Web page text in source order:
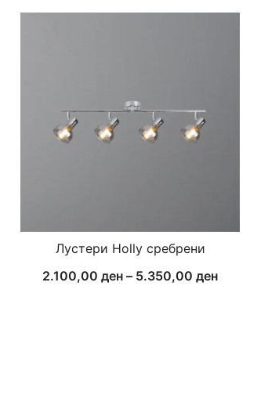
Лустери Holly сребрени
2.100,00ден – 5.350,00денPrice